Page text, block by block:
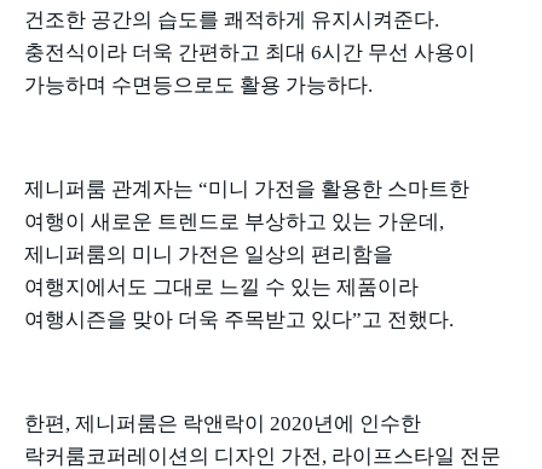
건조한 공간의 습도를 쾌적하게 유지시켜준다.
충전식이라 더욱 간편하고 최대 6시간 무선 사용이
가능하며 수면등으로도 활용 가능하다.
제니퍼룸 관계자는 “미니 가전을 활용한 스마트한
여행이 새로운 트렌드로 부상하고 있는 가운데 ,
제니퍼룸의 미니 가전은 일상의 편리함을
여행지에서도 그대로 느낄 수 있는 제품이라
여행시즌을 맞아 더욱 주목받고 있다”고 전했다.
한편, 제니퍼룸은 락앤락이 2020년에 인수한
락커룸코퍼레이션의 디자인 가전, 라이프스타일 전문